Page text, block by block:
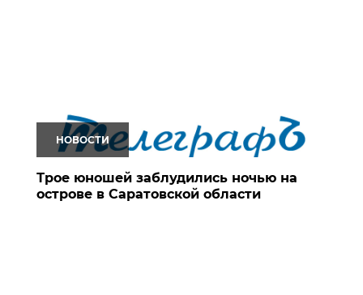
НОВОСТИ
Трое юношей заблудились ночью на
острове в Саратовской области